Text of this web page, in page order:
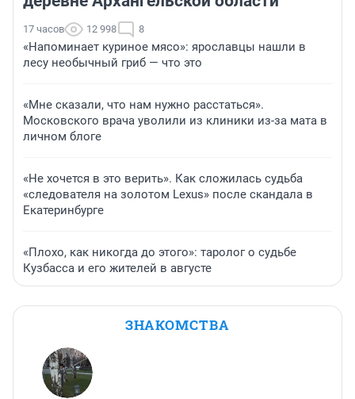
17 часов 12 998 8
«Напоминает куриное мясо»: ярославцы нашли в
лесу необычный гриб — что это
«Мне сказали, что нам нужно расстаться».
Московского врача уволили из клиники из-за мата в
личном блоге
«Не хочется в это верить». Как сложилась судьба
«следователя на золотом Lexus» после скандала в
Екатеринбурге
«Плохо, как никогда до этого»: таролог о судьбе
Кузбасса и его жителей в августе
ЗНАКОМСТВА